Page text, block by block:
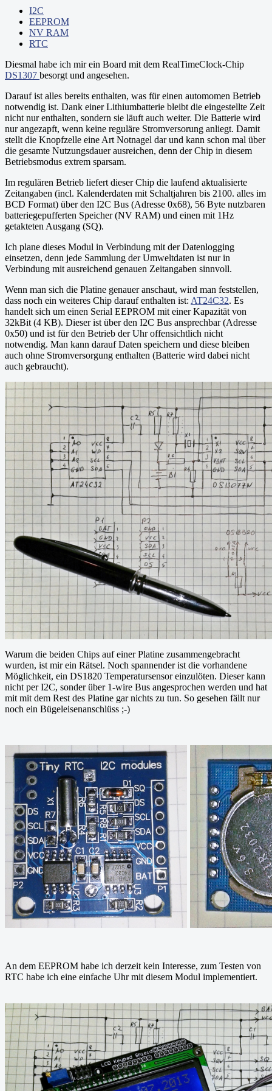
// Setup LCD-Shield
LiquidCrystal lcd(8, 13, 9, 4, 5, 6, 7);
void setup() {
  // Display initialisieren
  lcd.begin(16, 2); // 16x2 Zeichen
  lcd.setCursor(0,0);
  lcd.print("LightMeter v1.0");
  lcd.print("Initializing...");
  delay(1000);
  lcd.clear();
  if(!lightMeter.begin()){
    // Prüfen, ob Sensor vorhanden ist
    lcd.clear();
    lcd.setCursor(0,0);
    lcd.setCursor(0,1);
    lcd.print("check wiring!");
    while (1) {
      delay(1000);
    }
  }
}
void loop() {
  char clux[9];
  // Werte auslesen und aufbereiten
  float lux = lightMeter.readLightLevel();
  dtostrf(lux, 8, 1, clux);
  lcd.setCursor(0,0);
  lcd.print("Light level: ");
  lcd.setCursor(5,1);
  lcd.print(clux);
  lcd.print(" lx");
  delay(500);
}
I2C
EEPROM
NV RAM
RTC
Diesmal habe ich mir ein Board mit dem RealTimeClock-Chip
DS1307 besorgt und angesehen.
Darauf ist alles bereits enthalten, was für einen automomen Betrieb
notwendig ist. Dank einerLithiumbatterie bleibt die eingestellte Zeit
nicht nur enthalten, sondern sie läuft auch weiter. Die Batterie wird
nur angezapft, wenn keine reguläre Stromversorung anliegt. Damit
stellt die Knopfzelle eine Art Notnagel dar und kann schon mal über
die gesamte Nutzungsdauer ausreichen, denn der Chip in diesem
Betriebsmodus extrem sparsam.
Im regulären Betrieb liefert dieser Chip die laufend aktualisierte
Zeitangaben (incl. Kalenderdaten mit Schaltjahren bis 2100. alles im
BCD Format) über den I2C Bus (Adresse 0x68), 56 Byte nutzbaren
batteriegepufferten Speicher (NV RAM) und einen mit 1Hz
getakteten Ausgang (SQ).
Ich plane dieses Modul in Verbindung mit der Datenlogging
einsetzen, denn jede Sammlung der Umweltdaten ist nur in
Verbindung mit ausreichend genauen Zeitangaben sinnvoll.
Wenn man sich die Platine genauer anschaut, wird man feststellen,
dass noch ein weiteres Chip darauf enthalten ist: AT24C32. Es
handelt sich um einen Serial EEPROM mit einer Kapazität von
32kBit (4 KB). Dieser ist über den I2C Bus ansprechbar (Adresse
0x50) und ist für den Betrieb der Uhr offensichtlich nicht
notwendig. Man kann darauf Daten speichern und diese bleiben
auch ohne Stromversorgung enthalten (Batterie wird dabei nicht
auch gebraucht).
Warum die beiden Chips auf einer Platine zusammengebracht
wurden, ist mir ein Rätsel. Noch spannender ist die vorhandene
Möglichkeit, ein DS1820 Temperatursensor einzulöten. Dieser kann
nicht per I2C, sonder über 1-wire Bus angesprochen werden und hat
mit mit dem Rest des Platine gar nichts zu tun. So gesehen fällt nur
noch ein Bügeleisenanschlüss ;-)
An dem EEPROM habe ich derzeit kein Interesse, zum Testen von
RTC habe ich eine einfache Uhr mit diesem Modul implementiert.